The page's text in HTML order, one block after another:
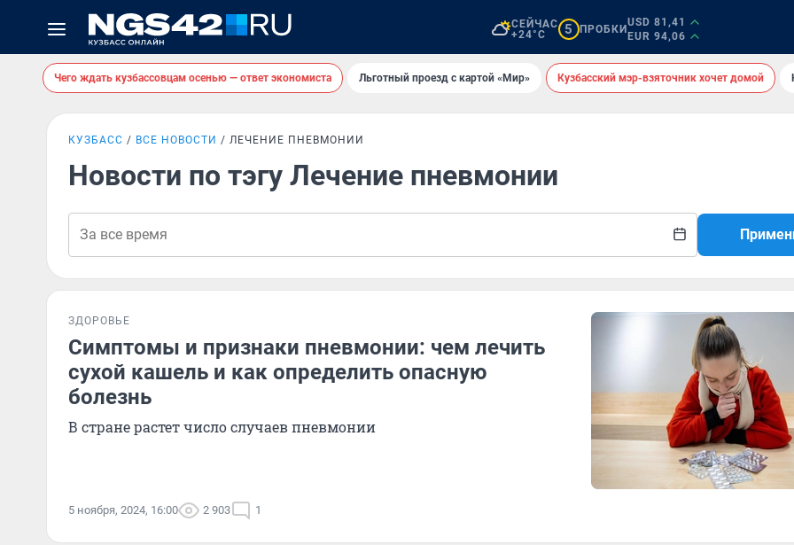
СЕЙЧАС
+24°C
5 ПРОБКИ
USD 81,41
EUR 94,06
Чего ждать кузбассовцам осенью — ответ экономиста Льготный проезд с картой «Мир» Кузбасский мэр-взяточник хочет домой
КУЗБАСС ВСЕ НОВОСТИ ЛЕЧЕНИЕ ПНЕВМОНИИ
Новости по тэгу Лечение пневмонии
ЗДОРОВЬЕ
Симптомы и признаки пневмонии: чем лечить
сухой кашель и как определить опасную
болезнь
В стране растет число случаев пневмонии
5 ноября, 2024, 16:00 2 903 1